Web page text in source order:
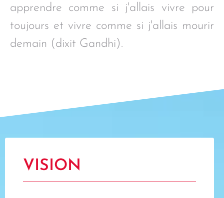
apprendre comme si j'allais vivre pour
toujours et vivre comme si j'allais mourir
demain (dixit Gandhi).
VISION